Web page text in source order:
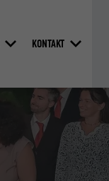
KONTAKT